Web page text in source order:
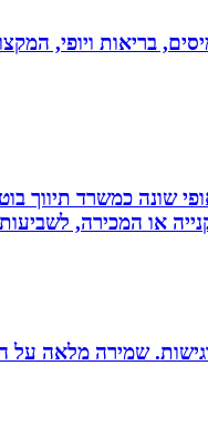
בריאות ויופי,
שונה כמשרד תיווך
או המכירה,
ורגישות. שמירה מלאה